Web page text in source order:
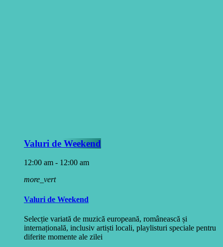
Valuri de Weekend
12:00 am - 12:00 am
more_vert
Valuri de Weekend
Selecție variată de muzică europeană, românească și
internațională, inclusiv artiști locali, playlisturi speciale pentru
diferite momente ale zilei